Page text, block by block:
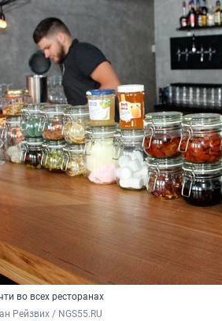
во всех ресторанах
Рейзвих / NGS55.RU